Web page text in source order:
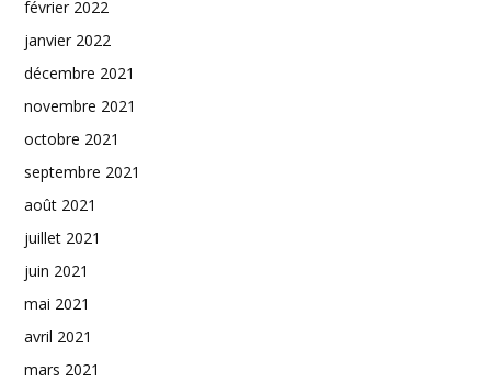
février 2022
janvier 2022
décembre 2021
novembre 2021
octobre 2021
septembre 2021
août 2021
juillet 2021
juin 2021
mai 2021
avril 2021
mars 2021